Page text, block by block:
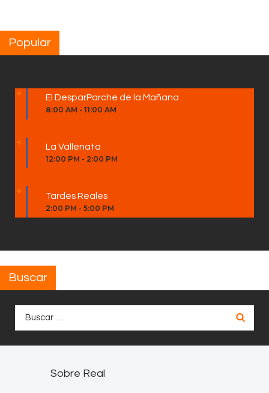
Popular
El DesparParche de la Mañana
8:00 AM - 11:00 AM
La Vallenata
12:00 PM - 2:00 PM
Tardes Reales
2:00 PM - 5:00 PM
Buscar
Sobre Real